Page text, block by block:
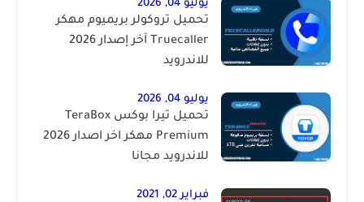
يوليو 04, 2026
تحميل تروكولر بريميوم مهكر
Truecaller آخر إصدار 2026
للاندرويد
يوليو 04, 2026
تحميل تيرا بوكس TeraBox
Premium مهكر اخر اصدار 2026
للاندرويد مجانا
فبراير 02, 2021